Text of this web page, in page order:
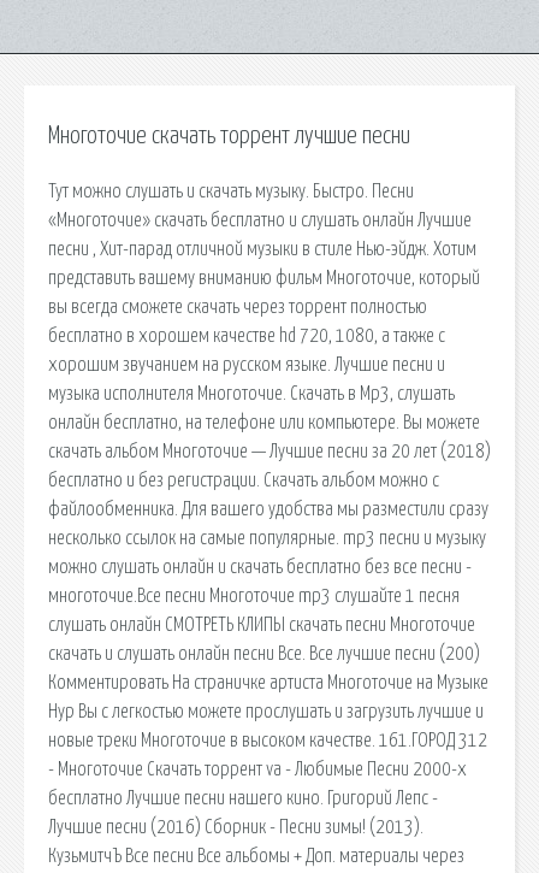
Многоточие скачать торрент лучшие песни
Тут можно слушать и скачать музыку. Быстро. Песни
«Многоточие» скачать бесплатно и слушать онлайн Лучшие
песни , Хит-парад отличной музыки в стиле Нью-эйдж. Хотим
представить вашему вниманию фильм Многоточие, который
вы всегда сможете скачать через торрент полностью
бесплатно в хорошем качестве hd 720, 1080, а также с
хорошим звучанием на русском языке. Лучшие песни и
музыка исполнителя Многоточие. Скачать в Mp3, слушать
онлайн бесплатно, на телефоне или компьютере. Вы можете
скачать альбом Многоточие — Лучшие песни за 20 лет (2018)
бесплатно и без регистрации. Скачать альбом можно с
файлообменника. Для вашего удобства мы разместили сразу
несколько ссылок на самые популярные. mp3 песни и музыку
можно слушать онлайн и скачать бесплатно без все песни -
многоточие.Все песни Многоточие mp3 слушайте 1 песня
слушать онлайн СМОТРЕТЬ КЛИПЫ скачать песни Многоточие
скачать и слушать онлайн песни Все. Все лучшие песни (200)
Комментировать На страничке артиста Многоточие на Музыке
Нур Вы с легкостью можете прослушать и загрузить лучшие и
новые треки Многоточие в высоком качестве. 161.ГОРОД 312
- Многоточие Скачать торрент va - Любимые Песни 2000-х
бесплатно Лучшие песни нашего кино. Григорий Лепс -
Лучшие песни (2016) Сборник - Песни зимы! (2013).
КузьмитчЪ Все песни Все альбомы + Доп. материалы через